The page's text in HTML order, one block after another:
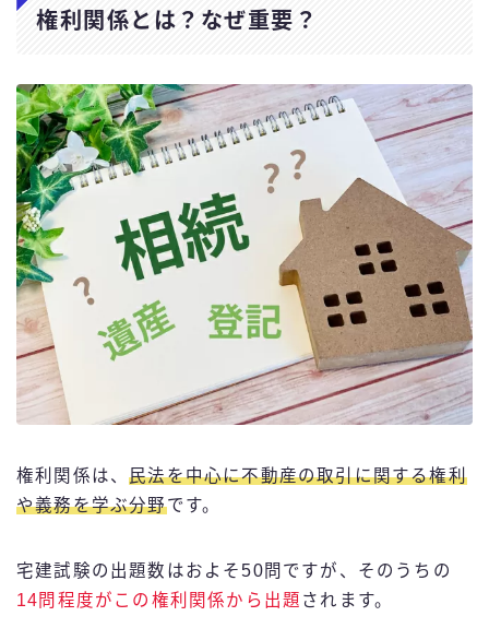
権利関係とは？なぜ重要？
権利関係は、民法を中心に不動産の取引に関する権利
や義務を学ぶ分野です。
宅建試験の出題数はおよそ50問ですが、そのうちの
14問程度がこの権利関係から出題 されます。